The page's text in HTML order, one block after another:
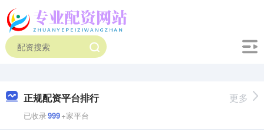
正规配资平台排行
已收录999+家平台
更多